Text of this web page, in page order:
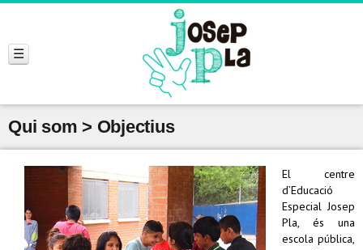
Qui som > Objectius
El centre
d’Educació
Especial Josep
Pla, és una
escola pública,